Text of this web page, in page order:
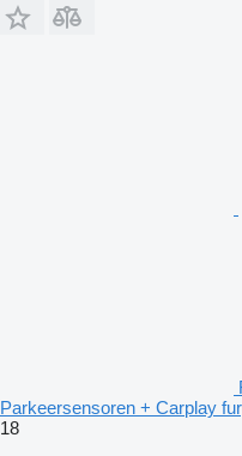
Parkeersensoren + Carplay
18